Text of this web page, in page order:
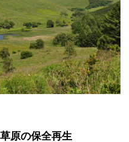
原の保全再生